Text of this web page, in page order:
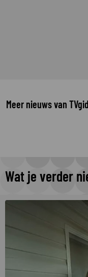
Meer nieuws van
Wat je verder